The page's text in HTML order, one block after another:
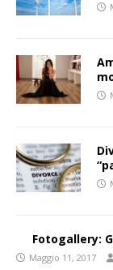
Fotogallery:
Maggio 11, 2017